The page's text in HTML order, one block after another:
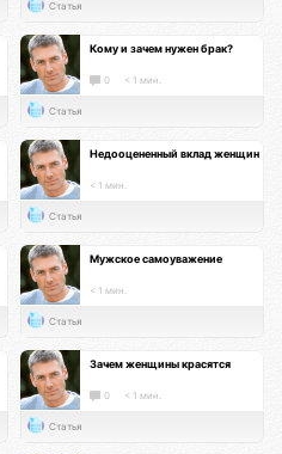
Статья
Кому и зачем нужен брак?
0 < 1 мин.
Статья
Недооцененный вклад женщин
< 1 мин.
Статья
Мужское самоуважение
< 1 мин.
Статья
Зачем женщины красятся
0 < 1 мин.
Статья